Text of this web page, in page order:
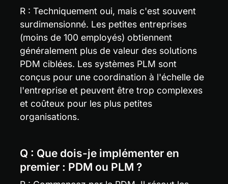
R : Techniquement oui, mais c'est souvent
surdimensionné. Les petites entreprises
(moins de 100 employés) obtiennent
généralement plus de valeur des solutions
PDM ciblées. Les systèmes PLM sont
conçus pour une coordination à l'échelle de
l'entreprise et peuvent être trop complexes
et coûteux pour les plus petites
organisations.
Q : Que dois-je implémenter en
premier : PDM ou PLM ?